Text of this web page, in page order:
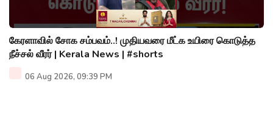
கேரளாவில் சோக சம்பவம்..! முதியவரை மீட்க உயிரை கொடுத்த
நீச்சல் வீரர் | Kerala News | #shorts
06 Aug 2026, 09:39 PM